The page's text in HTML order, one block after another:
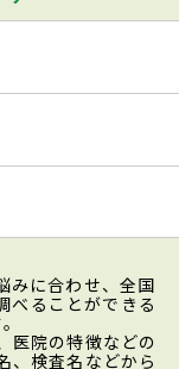
みに合わせ、全国
べることができる
医院の特徴などの
、検査名などから